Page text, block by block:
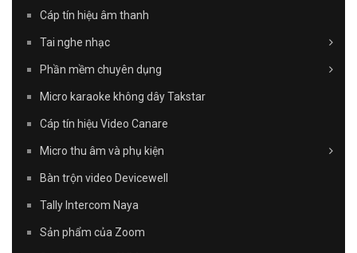
Cáp tín hiệu âm thanh
Tai nghe nhạc
Phần mềm chuyên dụng
Micro karaoke không dây Takstar
Cáp tín hiệu Video Canare
Micro thu âm và phụ kiện
Bàn trộn video Devicewell
Tally Intercom Naya
Sản phẩm của Zoom